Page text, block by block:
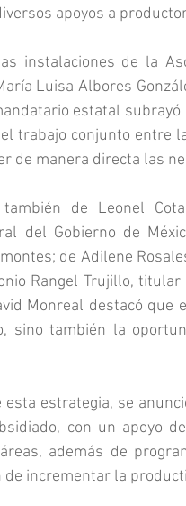
apoyos a
instalaciones de la
Luisa Albores
estatal
trabajo conjunto entre
de manera directa las
también de Leonel
del Gobierno de
de Adilene
Rangel Trujillo,
Monreal destacó
sino también la
esta estrategia, se
con un apoyo
además de
de incrementar la